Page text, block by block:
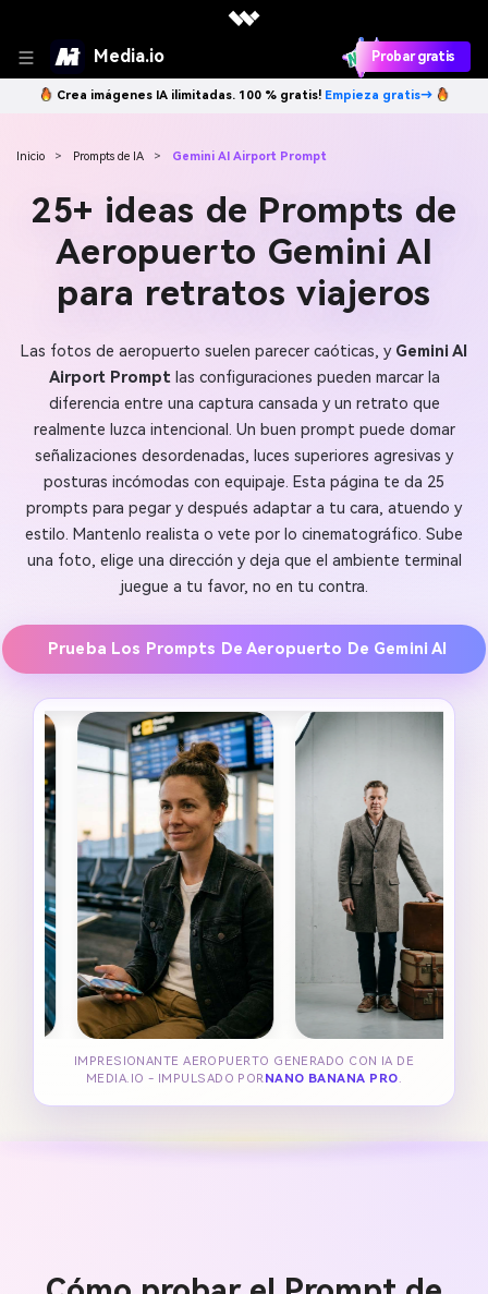
Media.io Probar gratis
Crea imágenes IA ilimitadas. 100 % gratis! Empieza gratis→
Inicio > Prompts de IA > Gemini AI Airport Prompt
25+ ideas de Prompts de
Aeropuerto Gemini AI
para retratos viajeros
Las fotos de aeropuerto suelen parecer caóticas, y Gemini AI
Airport Promptlas configuraciones pueden marcar la
diferencia entre una captura cansada y un retrato que
realmente luzca intencional. Un buen prompt puede domar
señalizaciones desordenadas, luces superiores agresivas y
posturas incómodas con equipaje. Esta página te da 25
prompts para pegar y después adaptar a tu cara, atuendo y
estilo. Mantenlo realista o vete por lo cinematográfico. Sube
una foto, elige una dirección y deja que el ambiente terminal
juegue a tu favor, no en tu contra.
Prueba Los Prompts De Aeropuerto De Gemini AI
IMPRESIONANTE AEROPUERTO GENERADO CON IA DE
MEDIA.IO - IMPULSADO POR NANO BANANA PRO.